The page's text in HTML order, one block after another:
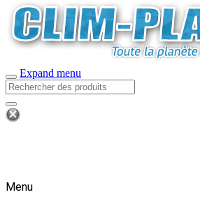
Expand menu
Menu